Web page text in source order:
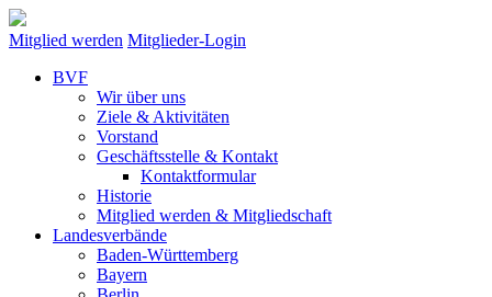
Mitglied werden Mitglieder-Login
BVF
Wir über uns
Ziele & Aktivitäten
Vorstand
Geschäftsstelle & Kontakt
Kontaktformular
Historie
Mitglied werden & Mitgliedschaft
Landesverbände
Baden-Württemberg
Bayern